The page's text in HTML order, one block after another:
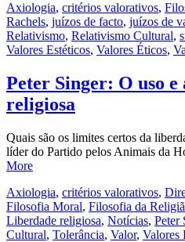
Axiologia, critérios valorativos,
Rachels, juízos de facto, juízos de
Relativismo, Relativismo Cultural,
Valores Estéticos, Valores Éticos,
Peter Singer: O uso e
religiosa
Quais são os limites certos da
líder do Partido pelos Animais da
More
Axiologia, critérios valorativos,
Filosofia Moral, Filosofia da
Liberdade religiosa, Notícias, Peter
Cultural, Tolerância, Valor, Valores